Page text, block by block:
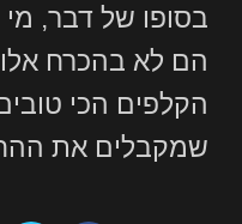
בסופו של דבר, מי
הם לא בהכרח
הקלפים הכי
שמקבלים את